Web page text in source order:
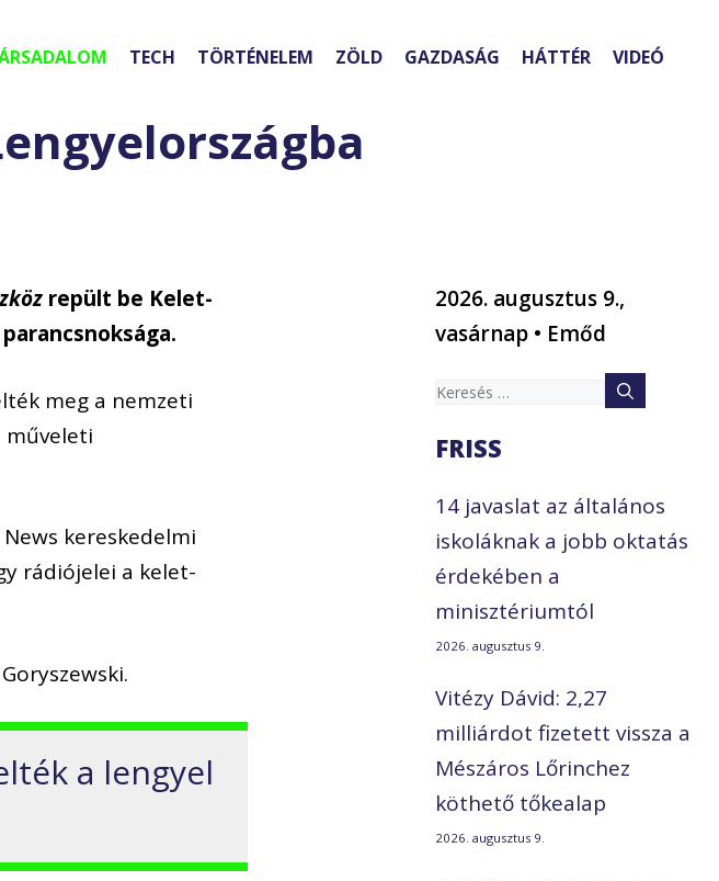
TECH TÖRTÉNELEM ZÖLD GAZDASÁG HÁTTÉR VIDEÓ
repült be Kelet-
meg a nemzeti
műveleti
kereskedelmi
rádiójelei a kelet-
a lengyel
2026. augusztus 9.,
vasárnap • Emőd
Keresés:
FRISS
14 javaslat az általános
iskoláknak a jobb oktatás
érdekében a
minisztériumtól
2026. augusztus 9.
Vitézy Dávid: 2,27
milliárdot fizetett vissza a
Mészáros Lőrinchez
köthető tőkealap
2026. augusztus 9.